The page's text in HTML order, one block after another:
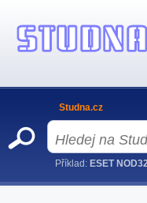
Studna.cz
Příklad: ESET